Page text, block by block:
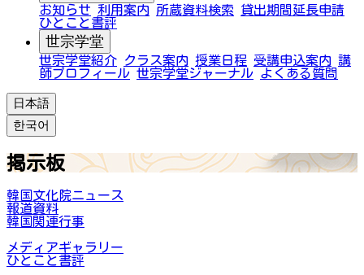
お知らせ 利用案内 所蔵資料検索
貸出期間延長申請
ひとこと書評
世宗学堂
世宗学堂紹介 クラス案内 授業日程 受講申込案内 講
師プロフィール 世宗学堂ジャーナル よくある質問
日本語
한국어
掲示板
韓国文化院ニュース
報道資料
韓国関連行事
メディアギャラリー
ひとこと書評